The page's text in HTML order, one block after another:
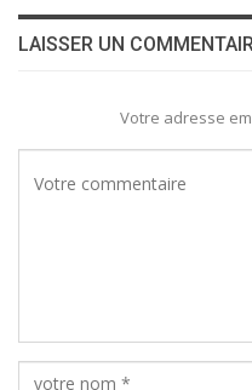
LAISSER UN
Votre adresse